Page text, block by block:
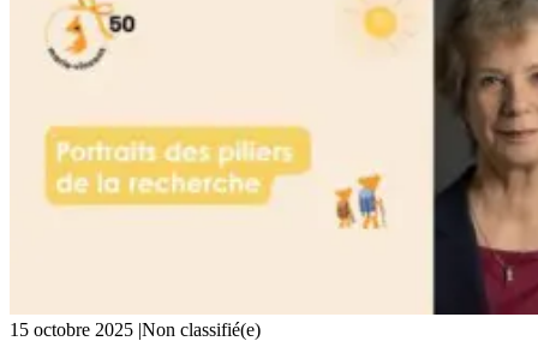
15 octobre 2025 |Non classifié(e)